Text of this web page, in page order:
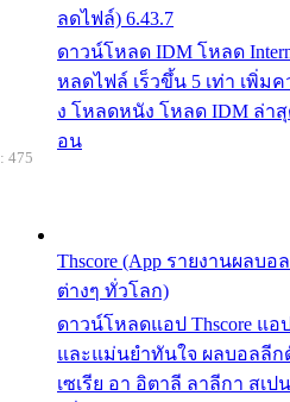
ลดไฟล์) 6.43.7
ดาวน์โหลด IDM โหลด
หลดไฟล์ เร็วขึ้น 5 เท่า เพิ่ม
ง โหลดหนัง โหลด IDM ล่าสุ
อน
Thscore (App รายงานผลบ
ต่างๆ ทั่วโลก)
ดาวน์โหลดแอป Thscore แอ
และแม่นยำทันใจ ผลบอลลีก
เซเรีย อา อิตาลี ลาลีกา สเป
475